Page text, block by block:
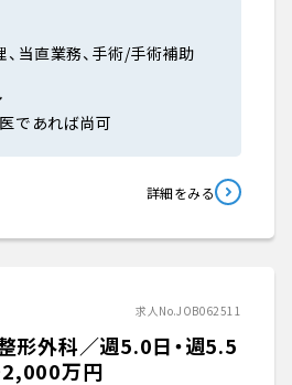
、当直業務、手術/手術補助
であれば尚可
詳細をみる
求人No.JOB062511
形外科／週5.0日・週5.5
2,000万円